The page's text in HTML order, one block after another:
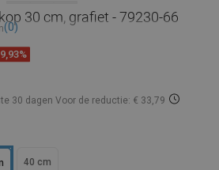
30 cm, grafiet - 79230-66
(0)
30 dagen Voor de reductie: € 33,79
40 cm